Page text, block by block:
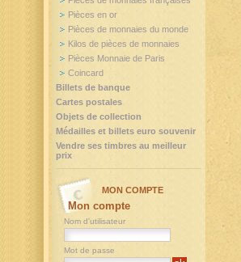
Pièces en or
Pièces de monnaies du monde
Kilos de pièces de monnaies
Pièces Monnaie de Paris
Coincard
Billets de banque
Cartes postales
Objets de collection
Médailles et billets euro souvenir
Vendre ses timbres au meilleur
prix
MON COMPTE
Mon compte
Nom d'utilisateur
Mot de passe